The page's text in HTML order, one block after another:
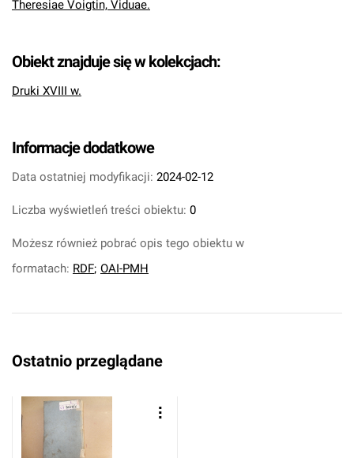
Theresiae Voigtin, Viduae.
Obiekt znajduje się w kolekcjach:
Druki XVIII w.
Informacje dodatkowe
Data ostatniej modyfikacji: 2024-02-12
Liczba wyświetleń treści obiektu: 0
Możesz również pobrać opis tego obiektu w
formatach: RDF; OAI-PMH
Ostatnio przeglądane